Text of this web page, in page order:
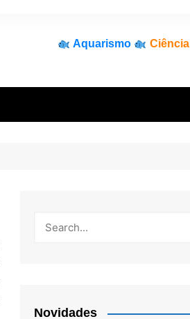
Aquarismo Ciência
Novidades